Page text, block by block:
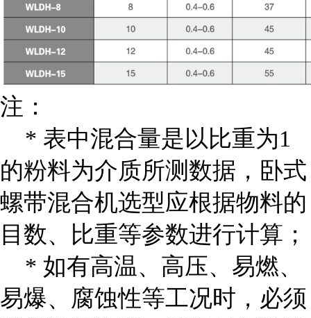
注：
* 表中混合量是以比重为1
的粉料为介质所测数据，卧式
螺带混合机选型应根据物料的
目数、比重等参数进行计算；
* 如有高温、高压、易燃、
易爆、腐蚀性等工况时，必须